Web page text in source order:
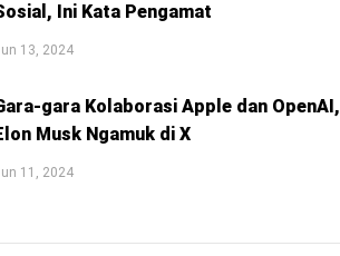
Ini Kata Pengamat
13, 2024
gara Kolaborasi Apple dan OpenAI,
Musk Ngamuk di X
11, 2024